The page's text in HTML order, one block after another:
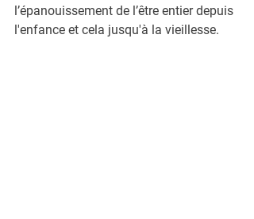
l’épanouissement de l’être entier depuis
l'enfance et cela jusqu'à la vieillesse.